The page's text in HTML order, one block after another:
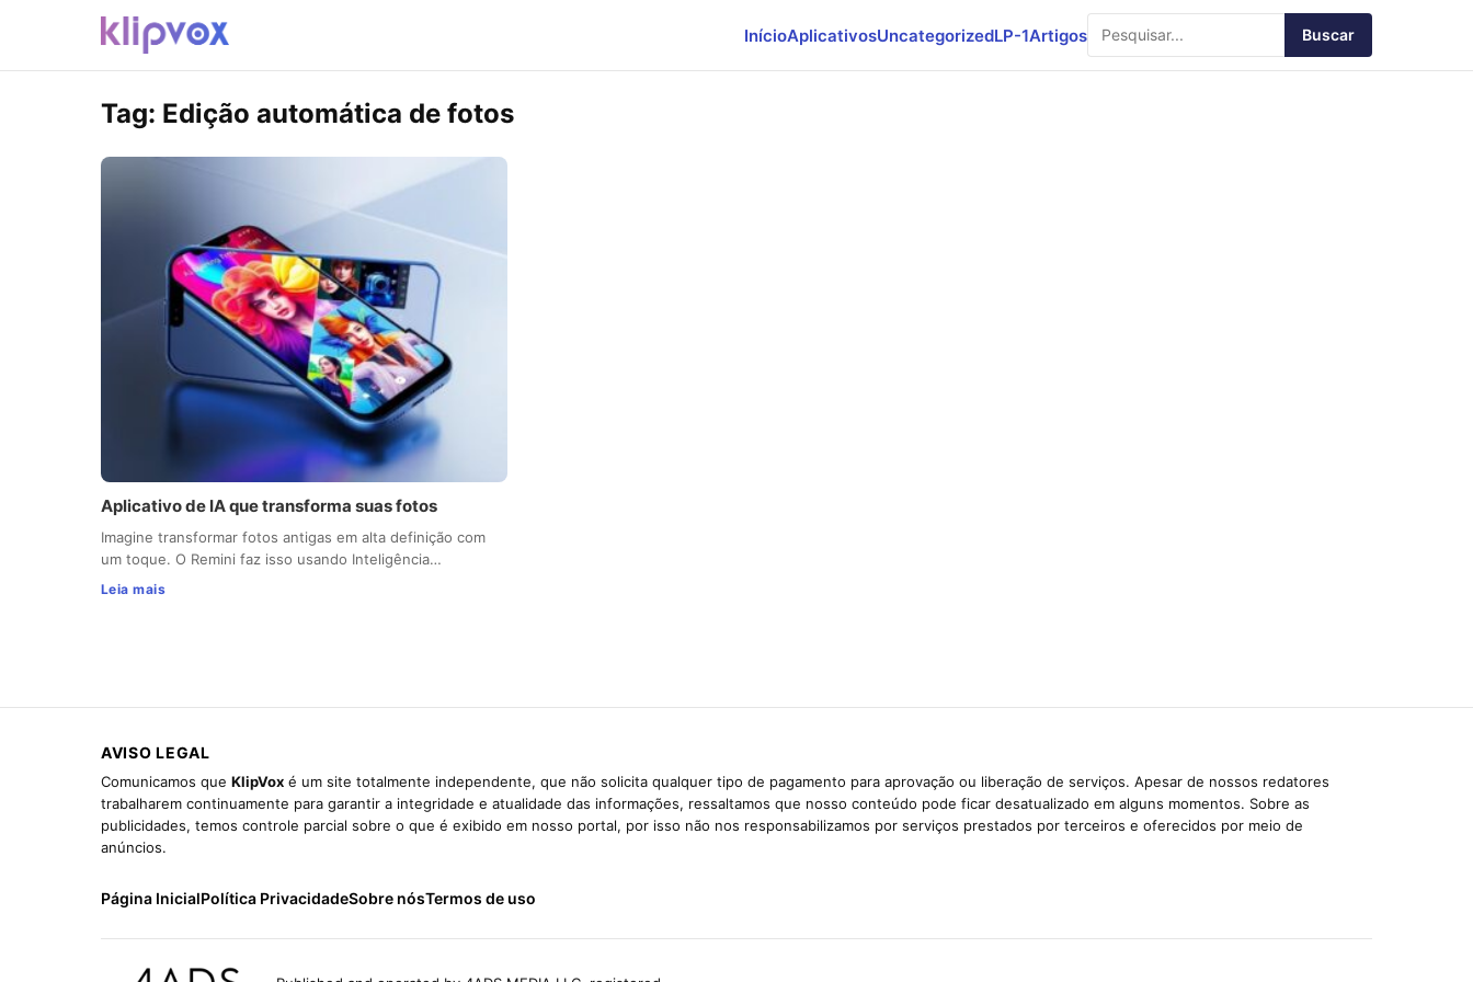
InícioAplicativosUncategorizedLP-1Artigos Buscar
Tag: Edição automática de fotos
Aplicativo de IA que transforma suas fotos
Imagine transformar fotos antigas em alta definição com
um toque. O Remini faz isso usando Inteligência…
Leia mais
AVISO LEGAL
Comunicamos que KlipVox é um site totalmente independente, que não solicita qualquer tipo de pagamento para aprovação ou liberação de serviços. Apesar de nossos redatores
trabalharem continuamente para garantir a integridade e atualidade das informações, ressaltamos que nosso conteúdo pode ficar desatualizado em alguns momentos. Sobre as
publicidades, temos controle parcial sobre o que é exibido em nosso portal, por isso não nos responsabilizamos por serviços prestados por terceiros e oferecidos por meio de
anúncios.
Página InicialPolítica PrivacidadeSobre nósTermos de uso